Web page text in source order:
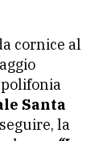
cornice al
Santa
la